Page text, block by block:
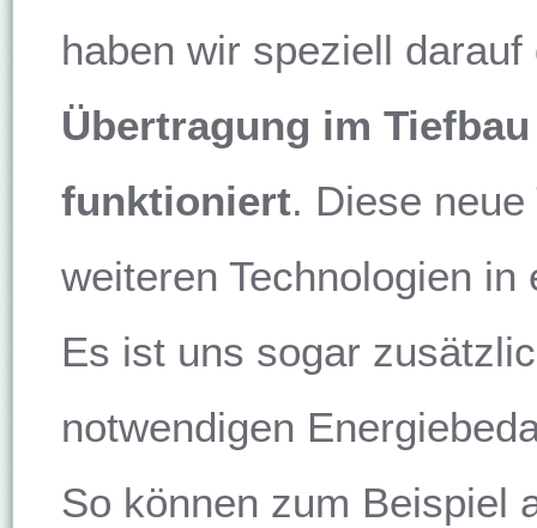
haben wir speziell
Übertragung im
funktioniert. Diese
weiteren Technologien
Es ist uns sogar
notwendigen
So können zum Beispiel